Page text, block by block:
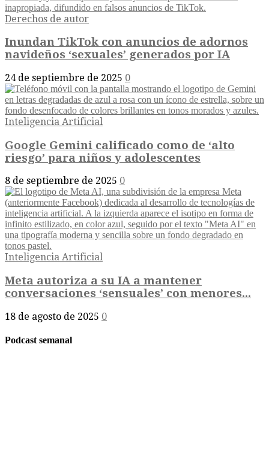
Derechos de autor
Inundan TikTok con anuncios de adornos
navideños ‘sexuales’ generados por IA
24 de septiembre de 2025 0
Inteligencia Artificial
Google Gemini calificado como de ‘alto
riesgo’ para niños y adolescentes
8 de septiembre de 2025 0
Inteligencia Artificial
Meta autoriza a su IA a mantener
conversaciones ‘sensuales’ con menores...
18 de agosto de 2025 0
Podcast semanal